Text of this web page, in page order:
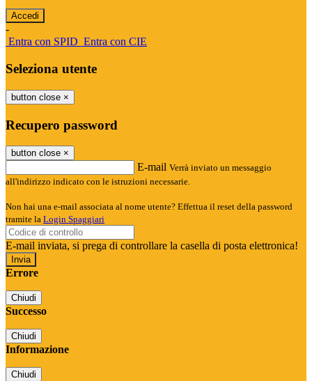
-
Entra con SPID Entra con CIE
Seleziona utente
button close ×
Recupero password
button close ×
E-mail Verrà inviato un messaggio
all'indirizzo indicato con le istruzioni necessarie.
Non hai una e-mail associata al nome utente? Effettua il reset della password
tramite la Login Spaggiari
E-mail inviata, si prega di controllare la casella di posta elettronica!
Errore
Chiudi
Successo
Chiudi
Informazione
Chiudi